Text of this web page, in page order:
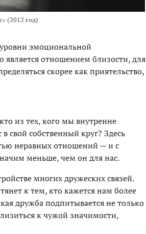
(2012 год)
эмоциональной
является отношением близости, для
скорее как приятельство,
из тех, кого мы внутренне
свой собственный круг? Здесь
неравных отношений — и с
меньше, чем он для нас.
многих дружеских связей.
к тем, кто кажется нам более
дружба подпитывается не только
к чужой значимости,